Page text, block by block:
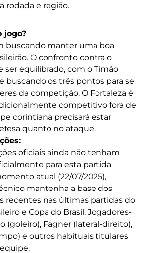
rodada e região.
jogo?
buscando manter uma boa
O confronto contra o
ser equilibrado, com o Timão
buscando os três pontos para se
da competição. O Fortaleza é
competitivo fora de
corintiana precisará estar
quanto no ataque.
oficiais ainda não tenham
para esta partida
atual (22/07/2025),
mantenha a base dos
recentes nas últimas partidas do
e Copa do Brasil. Jogadores-
(goleiro), Fagner (lateral-direito),
e outros habituais titulares